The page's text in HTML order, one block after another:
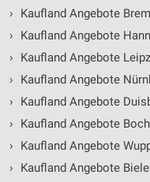
›
Kaufland Angebote
›
Kaufland Angebote
›
Kaufland Angebote
›
Kaufland Angebote
›
Kaufland Angebote
›
Kaufland Angebote
›
Kaufland Angebote
›
Kaufland Angebote